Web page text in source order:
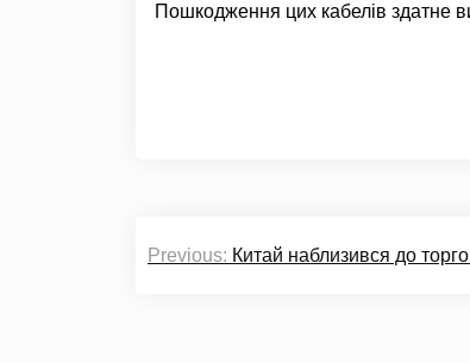
Пошкодження цих кабелів здатне
Навігація
Previous: Китай наблизився до